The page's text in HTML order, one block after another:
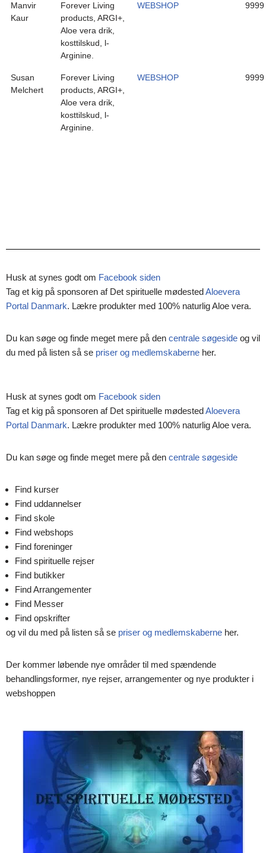
Manvir
Kaur
Forever Living
products, ARGI+,
Aloe vera drik,
kosttilskud, l-
Arginine.
WEBSHOP 9999
Susan
Melchert
Forever Living
products, ARGI+,
Aloe vera drik,
kosttilskud, l-
Arginine.
WEBSHOP 9999
Husk at synes godt om Facebook siden
Tag et kig på sponsoren af Det spirituelle mødestedAloevera
Portal Danmark. Lækre produkter med 100% naturlig Aloe vera.
Du kan søge og finde meget mere på den centrale søgeside og vil
du med på listen så se priser og medlemskaberne her.
Husk at synes godt om Facebook siden
Tag et kig på sponsoren af Det spirituelle mødestedAloevera
Portal Danmark. Lækre produkter med 100% naturlig Aloe vera.
Du kan søge og finde meget mere på den centrale søgeside
Find kurser
Find uddannelser
Find skole
Find webshops
Find foreninger
Find spirituelle rejser
Find butikker
Find Arrangementer
Find Messer
Find opskrifter
og vil du med på listen så se priser og medlemskaberne her.
Der kommer løbende nye områder til med spændende
behandlingsformer, nye rejser, arrangementer og nye produkter i
webshoppen